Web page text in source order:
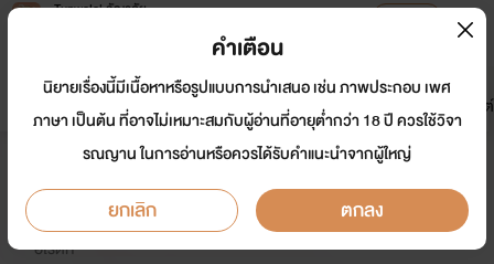
Tunwalai ธัญวลัย
หน้าแรก นิยาย อีบุ๊ก การ์ตูน
มาใหม่
ดรีมแชท ธัญลิสต์
เมียอนวัช
นักเขียน: พิธุ
อีโรติก
คำเตือน
นิยายเรื่องนี้มีเนื้อหาหรือรูปแบบการนำเสนอ เช่น ภาพประกอบ เพศ
ภาษา เป็นต้น ที่อาจไม่เหมาะสมกับผู้อ่านที่อายุต่ำกว่า 18 ปี ควรใช้วิจา
รณญาน ในการอ่านหรือควรได้รับคำแนะนำจากผู้ใหญ่
ยกเลิก ตกลง